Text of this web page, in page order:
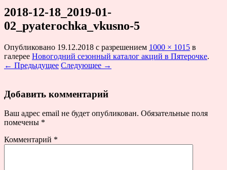
2018-12-18_2019-01-
02_pyaterochka_vkusno-5
Опубликовано 19.12.2018 с разрешением 1000 × 1015 в
галерее Новогодний сезонный каталог акций в Пятерочке.
← Предыдущее Следующее →
Добавить комментарий
Ваш адрес email не будет опубликован. Обязательные поля
помечены *
Комментарий *